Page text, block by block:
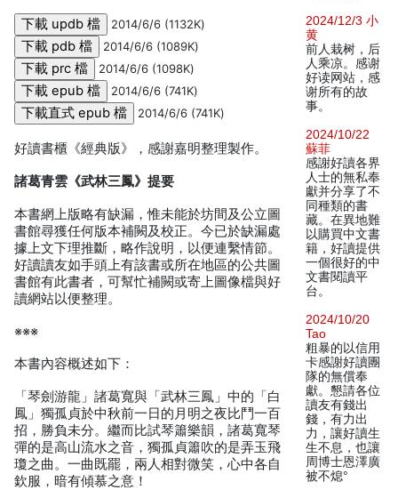
2014/6/6 (1132K)
2014/6/6 (1089K)
2014/6/6 (1098K)
2014/6/6 (741K)
2014/6/6 (741K)
好讀書櫃《經典版》，感謝嘉明整理製作。
諸葛青雲《武林三鳳》提要
本書網上版略有缺漏，惟未能於坊間及公立圖
書館尋獲任何版本補闕及校正。今已於缺漏處
據上文下理推斷，略作說明，以便連繫情節。
好讀讀友如手頭上有該書或所在地區的公共圖
書館有此書者，可幫忙補闕或寄上圖像檔與好
讀網站以便整理。
※※※
本書內容概述如下：
「琴劍游龍」諸葛寬與「武林三鳳」中的「白
鳳」獨孤貞於中秋前一日的月明之夜比鬥一百
招，勝負未分。繼而比試琴簫樂韻，諸葛寬琴
彈的是高山流水之音，獨孤貞簫吹的是弄玉飛
瓊之曲。一曲既罷，兩人相對微笑，心中各自
欽服，暗有傾慕之意！
2024/12/3 小
黄
前人栽树，后
人乘凉。感谢
好读网站，感
谢所有的故
事。
2024/10/22
蘇菲
感謝好讀各界
人士的無私奉
獻并分享了不
同種類的書
藏。在異地難
以購買中文書
籍，好讀提供
一個很好的中
文書閱讀平
台。
2024/10/20
Tao
粗暴的以信用
卡感謝好讀團
隊的無償奉
獻。懇請各位
讀友有錢出
錢，有力出
力，讓好讀生
生不息，也讓
周博士恩澤廣
被不熄°